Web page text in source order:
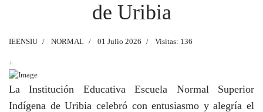
de Uribia
IEENSIU NORMAL 01 Julio 2026 Visitas: 136
+
La Institución Educativa Escuela Normal Superior
Indígena de Uribia celebró con entusiasmo y alegría el